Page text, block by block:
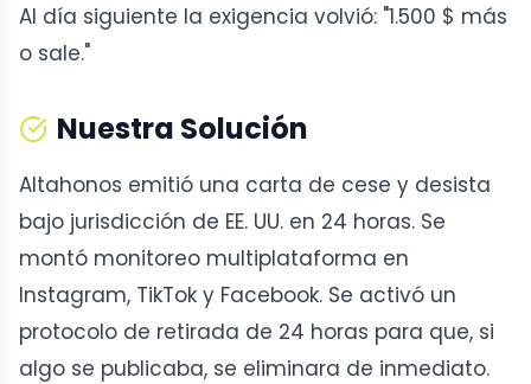
Al día siguiente la exigencia volvió: "1.500 $ más
o sale."
Nuestra Solución
Altahonos emitió una carta de cese y desista
bajo jurisdicción de EE. UU. en 24 horas. Se
montó monitoreo multiplataforma en
Instagram, TikTok y Facebook. Se activó un
protocolo de retirada de 24 horas para que, si
algo se publicaba, se eliminara de inmediato.